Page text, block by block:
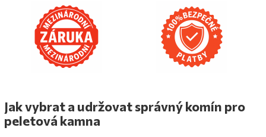
Jak vybrat a udržovat správný komín pro
peletová kamna